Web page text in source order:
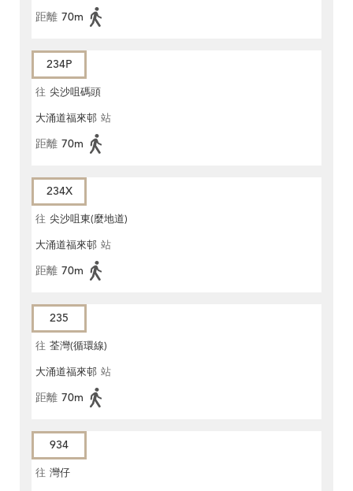
距離 70m
234P
往 尖沙咀碼頭
大涌道福來邨 站
距離 70m
234X
往 尖沙咀東(麼地道)
大涌道福來邨 站
距離 70m
235
往 荃灣(循環線)
大涌道福來邨 站
距離 70m
934
往 灣仔